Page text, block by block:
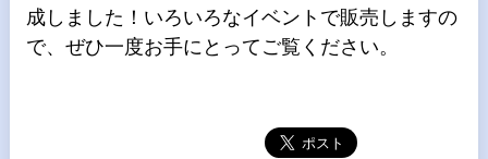
成しました！いろいろなイベントで販売しますの
で、ぜひ一度お手にとってご覧ください。